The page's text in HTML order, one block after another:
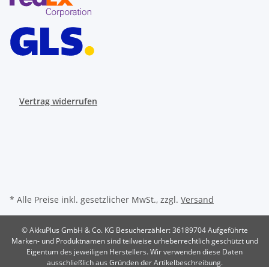
Vertrag widerrufen
* Alle Preise inkl. gesetzlicher MwSt., zzgl. Versand
© AkkuPlus GmbH & Co. KG Besucherzähler: 36189704Aufgeführte
Marken- und Produktnamen sind teilweise urheberrechtlich geschützt und
Eigentum des jeweiligen Herstellers. Wir verwenden diese Daten
ausschließlich aus Gründen der Artikelbeschreibung.